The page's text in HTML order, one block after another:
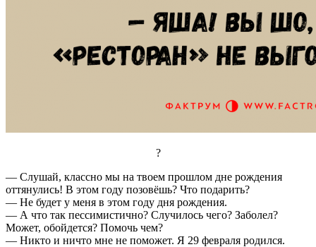
?
— Слушай, классно мы на твоем прошлом дне рождения
оттянулись! В этом году позовёшь? Что подарить?
— Не будет у меня в этом году дня рождения.
— А что так пессимистично? Случилось чего? Заболел?
Может, обойдется? Помочь чем?
— Никто и ничто мне не поможет. Я 29 февраля родился.